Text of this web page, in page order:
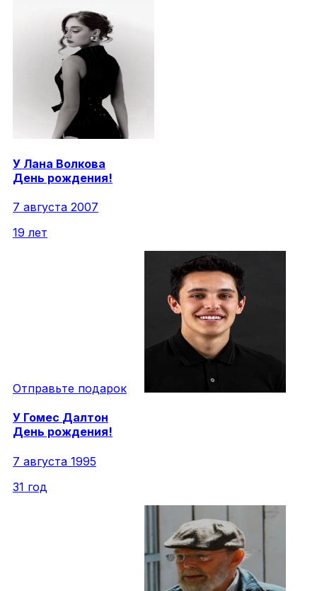
У Лана Волкова
День рождения!
7 августа 2007
19 лет
Отправьте подарок
У Гомес Далтон
День рождения!
7 августа 1995
31 год